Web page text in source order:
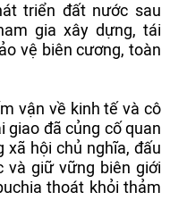
triển đất nước sau
gia xây dựng, tái
vệ biên cương, toàn
vận về kinh tế và cô
giao đã củng cố quan
xã hội chủ nghĩa, đấu
và giữ vững biên giới
thoát khỏi thảm